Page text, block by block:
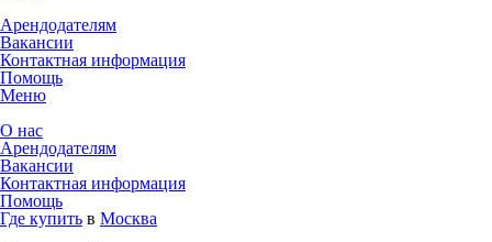
Арендодателям
Вакансии
Контактная информация
Помощь
Меню
О нас
Арендодателям
Вакансии
Контактная информация
Помощь
Где купить в Москва